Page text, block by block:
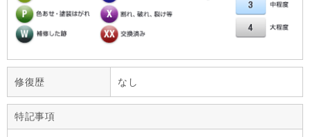
修復歴 なし
特記事項